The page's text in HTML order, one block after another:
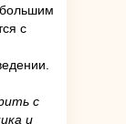
большим
с
с
и